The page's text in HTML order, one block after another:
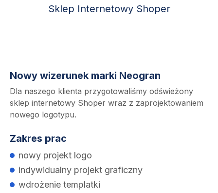
Sklep Internetowy Shoper
Nowy wizerunek marki Neogran
Dla naszego klienta przygotowaliśmy odświeżony
sklep internetowy Shoper wraz z zaprojektowaniem
nowego logotypu.
Zakres prac
nowy projekt logo
indywidualny projekt graficzny
wdrożenie templatki